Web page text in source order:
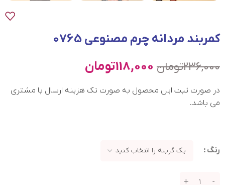
کمربند مردانه چرم مصنوعی 0765
236,000تومان 118,000تومان
در صورت ثبت این محصول به صورت تک هزینه ارسال با مشتری
می باشد.
رنگ